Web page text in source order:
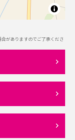
がありますのでご了承くださ